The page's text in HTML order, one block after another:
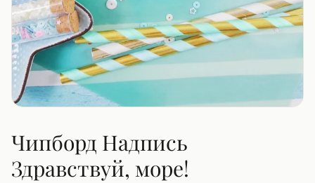
Чипборд Надпись
Здравствуй, море!